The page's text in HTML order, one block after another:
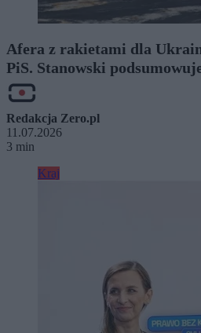
Afera z rakietami dla
PiS. Stanowski
Redakcja Zero.pl
11.07.2026
3 min
Kraj